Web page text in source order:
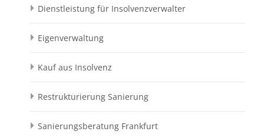
Dienstleistung für Insolvenzverwalter
Eigenverwaltung
Kauf aus Insolvenz
Restrukturierung Sanierung
Sanierungsberatung Frankfurt